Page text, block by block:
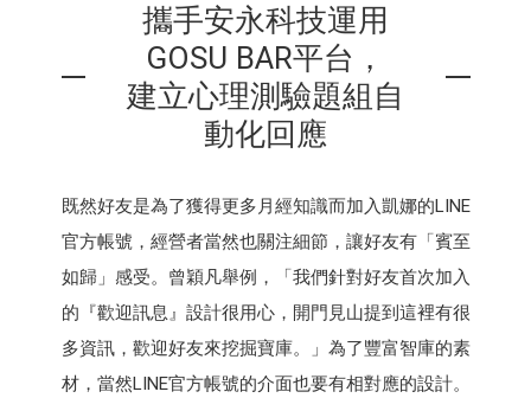
攜手安永科技運用
GOSU BAR平台，
建立心理測驗題組自
動化回應
既然好友是為了獲得更多月經知識而加入凱娜的LINE
官方帳號，經營者當然也關注細節，讓好友有「賓至
如歸」感受。曾穎凡舉例，「我們針對好友首次加入
的『歡迎訊息』設計很用心，開門見山提到這裡有很
多資訊，歡迎好友來挖掘寶庫。」為了豐富智庫的素
材，當然LINE官方帳號的介面也要有相對應的設計。